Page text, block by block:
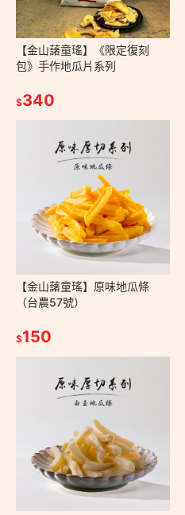
【金山藷童瑤】《限定復刻
包》手作地瓜片系列
$340
【金山藷童瑤】原味地瓜條
（台農57號）
$150